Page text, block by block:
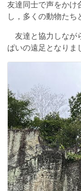
友達同士で声をかけ
し，多くの動物たち
友達と協力しなが
ぱいの遠足となりま